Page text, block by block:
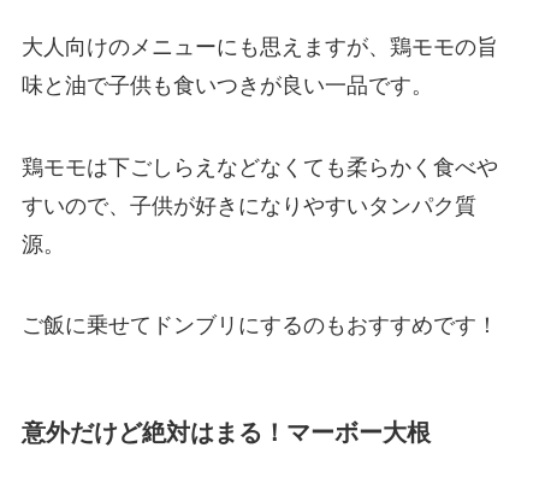
大人向けのメニューにも思えますが、鶏モモの旨
味と油で子供も食いつきが良い一品です。
鶏モモは下ごしらえなどなくても柔らかく食べや
すいので、子供が好きになりやすいタンパク質
源。
ご飯に乗せてドンブリにするのもおすすめです！
意外だけど絶対はまる！マーボー大根